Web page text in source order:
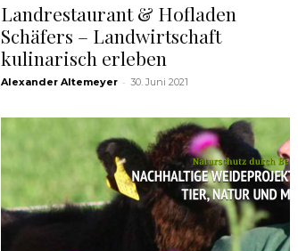
Landrestaurant & Hofladen
Schäfers – Landwirtschaft
kulinarisch erleben
Alexander Altemeyer - 30. Juni 2021